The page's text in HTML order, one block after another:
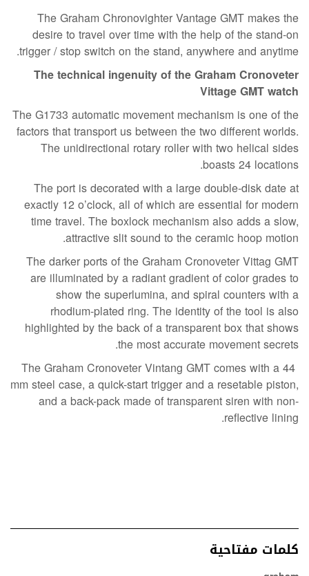
The Graham Chronovighter Vantage GMT makes the
desire to travel over time with the help of the stand-on
trigger / stop switch on the stand, anywhere and anytime.
Thetechnicalingenuityof theGraham Cronoveter
Vittage GMT watch
The G1733 automatic movement mechanism is one of the
factors that transport us between the two different worlds.
The unidirectional rotary roller with two helical sides
boasts 24 locations.
The port is decorated with a large double-disk date at
exactly 12 o’clock, all of which are essential for modern
time travel.The boxlock mechanism also adds a slow,
attractive slit sound to the ceramic hoop motion.
The darker ports of the Graham Cronoveter Vittag GMT
are illuminated by a radiant gradient of color grades to
show the superlumina, and spiral counters with a
rhodium-plated ring.The identity of the tool is also
highlighted by the back of a transparent box that shows
the most accurate movement secrets.
The Graham Cronoveter Vintang GMT comes with a 44
mm steel case, a quick-start trigger and a resetable piston,
and a back-pack made of transparent siren with non-
reflective lining.
كلمات مفتاحية